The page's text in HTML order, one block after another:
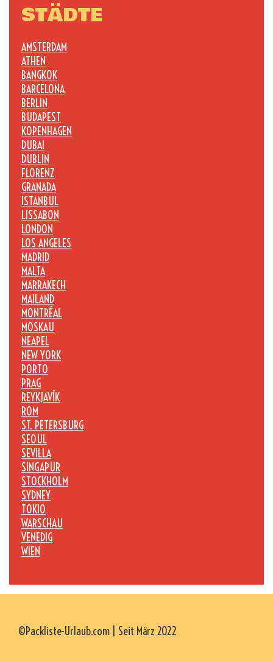
STÄDTE
AMSTERDAM
ATHEN
BANGKOK
BARCELONA
BERLIN
BUDAPEST
KOPENHAGEN
DUBAI
DUBLIN
FLORENZ
GRANADA
ISTANBUL
LISSABON
LONDON
LOS ANGELES
MADRID
MALTA
MARRAKECH
MAILAND
MONTRÉAL
MOSKAU
NEAPEL
NEW YORK
PORTO
PRAG
REYKJAVÍK
ROM
ST. PETERSBURG
SEOUL
SEVILLA
SINGAPUR
STOCKHOLM
SYDNEY
TOKIO
WARSCHAU
VENEDIG
WIEN
©Packliste-Urlaub.com | Seit März 2022